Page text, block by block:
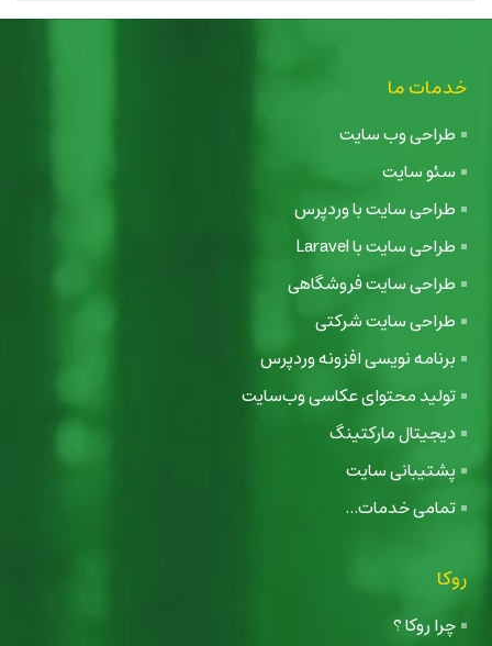
خدمات ما
طراحی وب سایت
سئو سایت
طراحی سایت با وردپرس
طراحی سایت با Laravel
طراحی سایت فروشگاهی
طراحی سایت شرکتی
برنامه نویسی افزونه وردپرس
تولید محتوای عکاسی وب‌سایت
دیجیتال مارکتینگ
پشتیبانی سایت
تمامی خدمات...
روکا
چرا روکا ؟